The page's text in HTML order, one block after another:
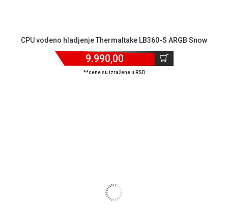
CPU vodeno hladjenje Thermaltake LB360-S ARGB Snow
9.990,00
**cene su izražene u RSD